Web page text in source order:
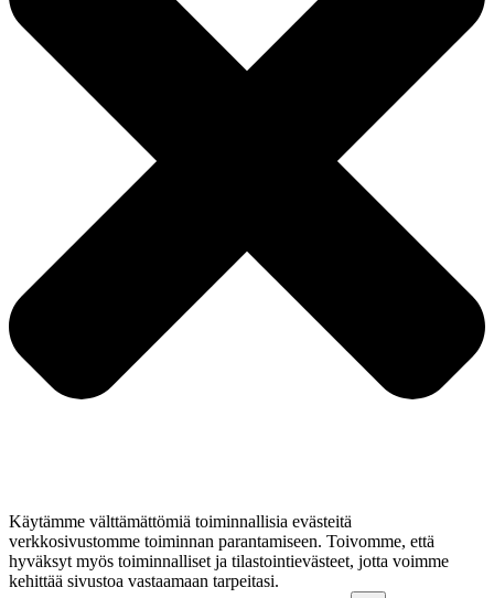
Käytämme välttämättömiä toiminnallisia evästeitä
verkkosivustomme toiminnan parantamiseen. Toivomme, että
hyväksyt myös toiminnalliset ja tilastointievästeet, jotta voimme
kehittää sivustoa vastaamaan tarpeitasi.